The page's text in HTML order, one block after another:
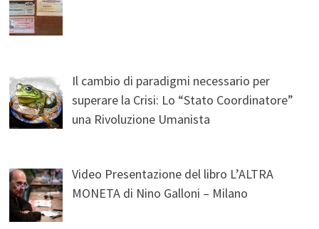
Il cambio di paradigmi necessario per
superare la Crisi: Lo “Stato Coordinatore”
una Rivoluzione Umanista
Video Presentazione del libro L’ALTRA
MONETA di Nino Galloni – Milano